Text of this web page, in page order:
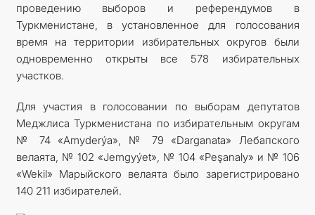
проведению выборов и референдумов в
Туркменистане, в установленное для голосования
время на территории избирательных округов были
одновременно открыты все 578 избирательных
участков.
Для участия в голосовании по выборам депутатов
Меджлиса Туркменистана по избирательным округам
№ 74 «Amyderýa», № 79 «Darganata» Лебапского
велаята, № 102 «Jemgyýet», № 104 «Peşanaly» и № 106
«Wekil» Марыйского велаята было зарегистрировано
140 211 избирателей.